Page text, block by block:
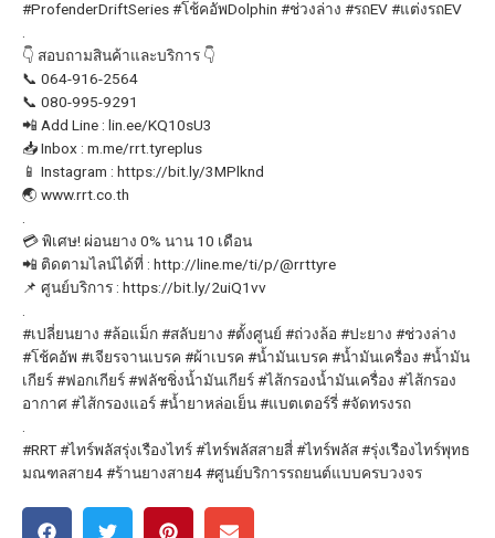
#ProfenderDriftSeries#โช้คอัพDolphin #ช่วงล่าง #รถEV#แต่งรถEV
👇 สอบถามสินค้าและบริการ 👇
📞 064-916-2564
📞 080-995-9291
📲 Add Line : lin.ee/KQ10sU3
📥 Inbox : m.me/rrt.tyreplus
📱 Instagram : https://bit.ly/3MPlknd
🌏 www.rrt.co.th
💳 พิเศษ! ผ่อนยาง 0% นาน 10 เดือน
📲 ติดตามไลน์ได้ที่ : http://line.me/ti/p/@rrttyre
📌 ศูนย์บริการ : https://bit.ly/2uiQ1vv
#เปลี่ยนยาง #ล้อแม็ก#สลับยาง #ตั้งศูนย์ #ถ่วงล้อ #ปะยาง #ช่วงล่าง
#โช้คอัพ #เจียรจานเบรค #ผ้าเบรค #น้ำมันเบรค #น้ำมันเครื่อง #น้ำมัน
เกียร์#ฟอกเกียร์#ฟลัชชิ่งน้ำมันเกียร์#ไส้กรองน้ำมันเครื่อง #ไส้กรอง
อากาศ#ไส้กรองแอร์#น้ำยาหล่อเย็น#แบตเตอร์รี่#จัดทรงรถ
#RRT#ไทร์พลัสรุ่งเรืองไทร์#ไทร์พลัสสายสี่#ไทร์พลัส#รุ่งเรืองไทร์พุทธ
มณฑลสาย4#ร้านยางสาย4#ศูนย์บริการรถยนต์แบบครบวงจร